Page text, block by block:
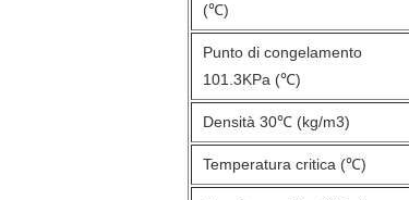
(℃)
Punto di congelamento
101.3KPa (℃)
Densità 30℃ (kg/m3)
Temperatura critica (℃)